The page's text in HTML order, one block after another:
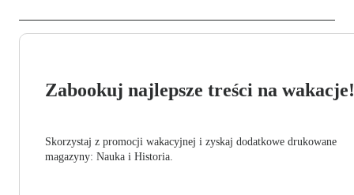
Zabookuj najlepsze treści na wakacje!
Skorzystaj z promocji wakacyjnej i zyskaj dodatkowe drukowane
magazyny: Nauka i Historia.